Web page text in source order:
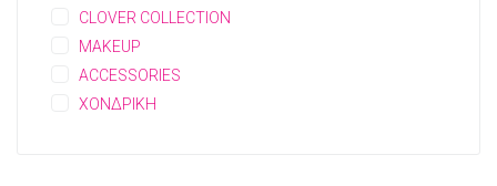
CLOVER COLLECTION
MAKEUP
ACCESSORIES
ΧΟΝΔΡΙΚΗ